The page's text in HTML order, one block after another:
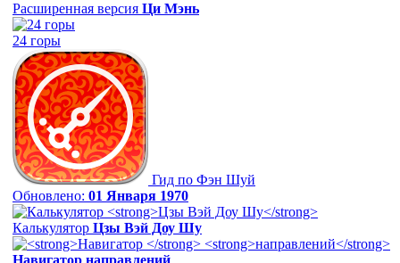
Расширенная версия Ци Мэнь
24 горы
Гид по Фэн Шуй
Обновлено: 01 Января 1970
Калькулятор Цзы Вэй Доу Шу